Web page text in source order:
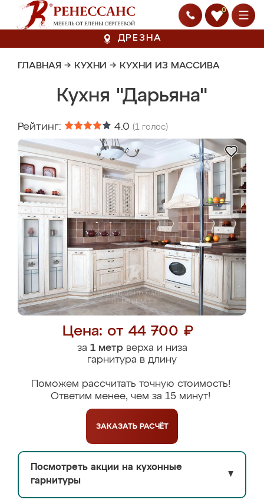
0
ДРЕЗНА
ГЛАВНАЯ → КУХНИ → КУХНИ ИЗ МАССИВА
Кухня "Дарьяна"
Рейтинг: 4.0 (1 голос)
Цена: от 44 700 ₽
за 1 метрверха и низа
гарнитура в длину
Поможем рассчитать точную стоимость!
Ответим менее, чем за 15 минут!
ЗАКАЗАТЬ РАСЧЁТ
Посмотреть акции на кухонные
гарнитуры
▼